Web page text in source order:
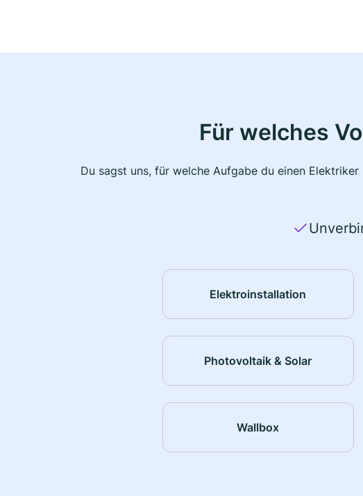
Für welches
Du sagst uns, für welche Aufgabe du einen
Elektroinstallation
Photovoltaik & Solar
Wallbox